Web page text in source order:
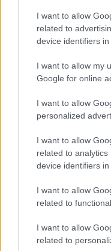
I want to allow
related to
device identifiers in
I want to allow my
Google for online
I want to allow
personalized
I want to allow
related to
device identifiers in
I want to allow
related to
I want to allow
related to
Raúl Moro,
Osasuna
jornadas tras sufrir un
el Atlético. Moro,
invierno, ha disputado
ha logrado 49 puntos
Barrenetxea, posible
La Real Sociedad
internacional español
tuvo que ser